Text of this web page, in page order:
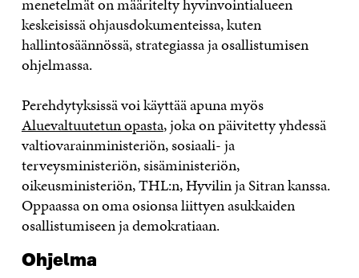
keskeisissä ohjausdokumenteissa, kuten
hallintosäännössä, strategiassa ja osallistumisen
ohjelmassa.
Perehdytyksissä voi käyttää apuna myös
Aluevaltuutetun opasta, joka on päivitetty yhdessä
valtiovarainministeriön, sosiaali- ja
terveysministeriön, sisäministeriön,
oikeusministeriön, THL:n, Hyvilin ja Sitran kanssa.
Oppaassa on oma osionsa liittyen asukkaiden
osallistumiseen ja demokratiaan.
Ohjelma